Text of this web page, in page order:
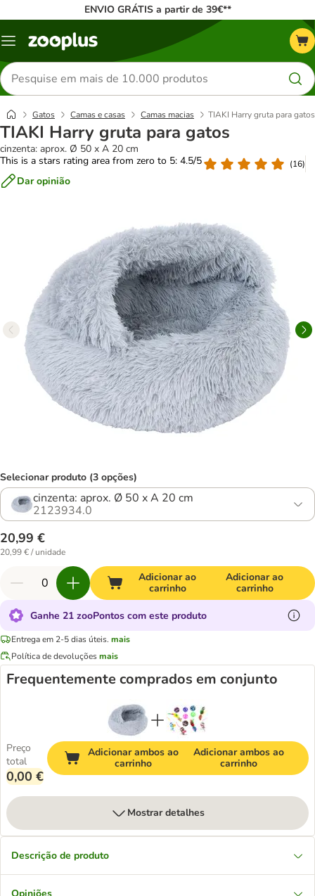
ENVIO GRÁTIS a partir de 39€**
Menu
Pesquisar
produtos
Gatos Camas e casas Camas macias TIAKI Harry gruta para gatos
TIAKI Harry gruta para gatos
cinzenta: aprox. Ø 50 x A 20 cm
This is a stars rating area from zero to 5: 4.5/5
(16)
Dar opinião
Selecionar produto (3 opções)
cinzenta: aprox. Ø 50 x A 20 cm
2123934.0
20,99 €
20,99 € / unidade
Adicionar ao
carrinho
Adicionar ao
carrinho
Ganhe 21 zooPontos com este produto
Entrega em 2-5 dias úteis. mais
Política de devoluçõesmais
Frequentemente comprados em conjunto
Preço
total
0,00 €
Adicionar ambos ao
carrinho
Adicionar ambos ao
carrinho
Mostrar detalhes
Descrição de produto